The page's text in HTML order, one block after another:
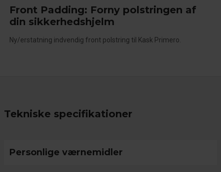
Front Padding: Forny polstringen af
din sikkerhedshjelm
Ny/erstatning indvendig front polstring til Kask Primero.
Tekniske specifikationer
Personlige værnemidler